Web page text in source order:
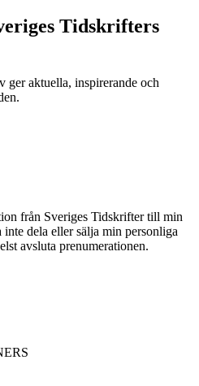
Tidskrifters
ger aktuella, inspirerande och
från Sveriges Tidskrifter till min
dela eller sälja min personliga
avsluta prenumerationen.